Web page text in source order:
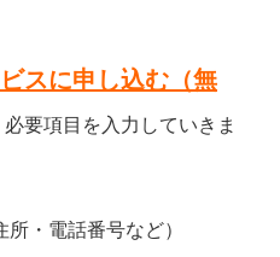
スに申し込む（無
要項目を入力していきま
所・電話番号など）